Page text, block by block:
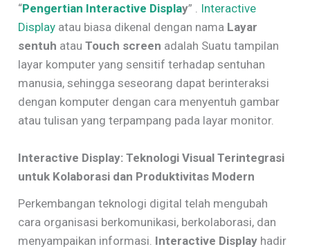
“Pengertian Interactive Display” . Interactive
Display atau biasa dikenal dengan nama Layar
sentuh atau Touch screen adalah Suatu tampilan
layar komputer yang sensitif terhadap sentuhan
manusia, sehingga seseorang dapat berinteraksi
dengan komputer dengan cara menyentuh gambar
atau tulisan yang terpampang pada layar monitor.
Interactive Display: Teknologi Visual Terintegrasi
untuk Kolaborasi dan Produktivitas Modern
Perkembangan teknologi digital telah mengubah
cara organisasi berkomunikasi, berkolaborasi, dan
menyampaikan informasi. Interactive Display hadir